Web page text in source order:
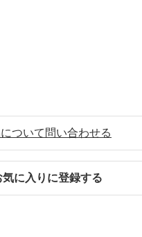
ついて問い合わせる
気に入りに登録する